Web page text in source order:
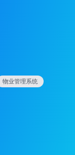
物业管理系统